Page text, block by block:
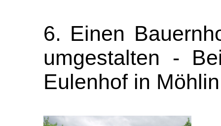
6. Einen
umgestalten -
Eulenhof in